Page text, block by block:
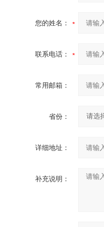
您的姓名：
联系电话：
常用邮箱：
省份：
详细地址：
补充说明：